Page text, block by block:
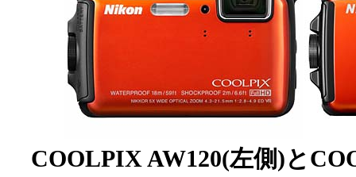
COOLPIX AW120(左側)と